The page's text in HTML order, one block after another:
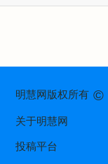
明慧网版权所有©
关于明慧网
投稿平台